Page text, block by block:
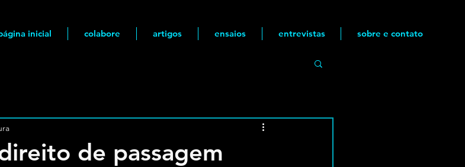
inicial colabore artigos ensaios entrevistas sobre e contato
de passagem